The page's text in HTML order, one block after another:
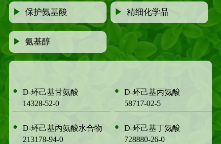
▶保护氨基酸 ▶精细化学品
▶氨基醇
●
D-环己基甘氨酸
14328-52-0
●
D-环己基丙氨酸
58717-02-5
●
D-环己基丙氨酸水合物
213178-94-0
●
D-环己基丁氨酸
728880-26-0